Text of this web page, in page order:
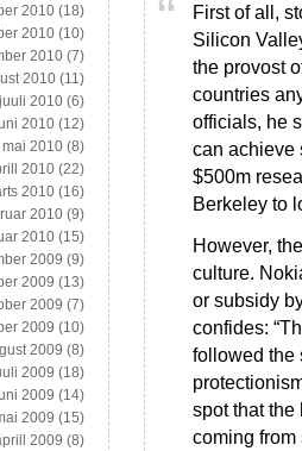
First of all,
Silicon
the provost
countries
officials, he
can achieve
$500m
Berkeley to
However,
culture.
or subsidy
confides:
followed the
spot that the
coming from
2010 (18)
2010 (10)
2010 (7)
2010 (11)
juuli 2010 (6)
2010 (12)
mai 2010 (8)
2010 (22)
2010 (16)
2010 (9)
2010 (15)
2009 (9)
2009 (13)
2009 (7)
2009 (10)
2009 (8)
2009 (18)
2009 (14)
2009 (15)
2009 (8)